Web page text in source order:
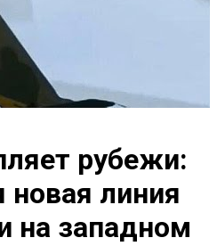
рубежи:
новая линия
на западном